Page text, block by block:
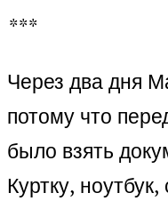
***
Через два дня
потому что
было взять
Куртку,